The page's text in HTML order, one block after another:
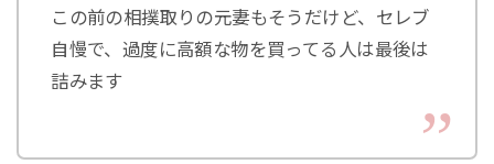
この前の相撲取りの元妻もそうだけど、セレブ
自慢で、過度に高額な物を買ってる人は最後は
詰みます